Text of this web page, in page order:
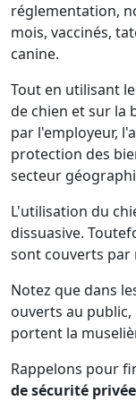
réglementation,
mois, vaccinés,
canine.
Tout en utilisant
de chien et sur la
par l'employeur,
protection des
secteur
L'utilisation du
dissuasive.
sont couverts par
Notez que dans
ouverts au
portent la
Rappelons pour
de sécurité